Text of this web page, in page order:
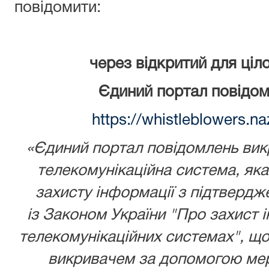
повідомити:
через відкритий для
Єдиний портал
https://
«Єдиний портал повідомлень
телекомунікаційна система,
захисту інформації з
із Законом України"Про захист
телекомунікаційних системах",
викривачем за допомогою